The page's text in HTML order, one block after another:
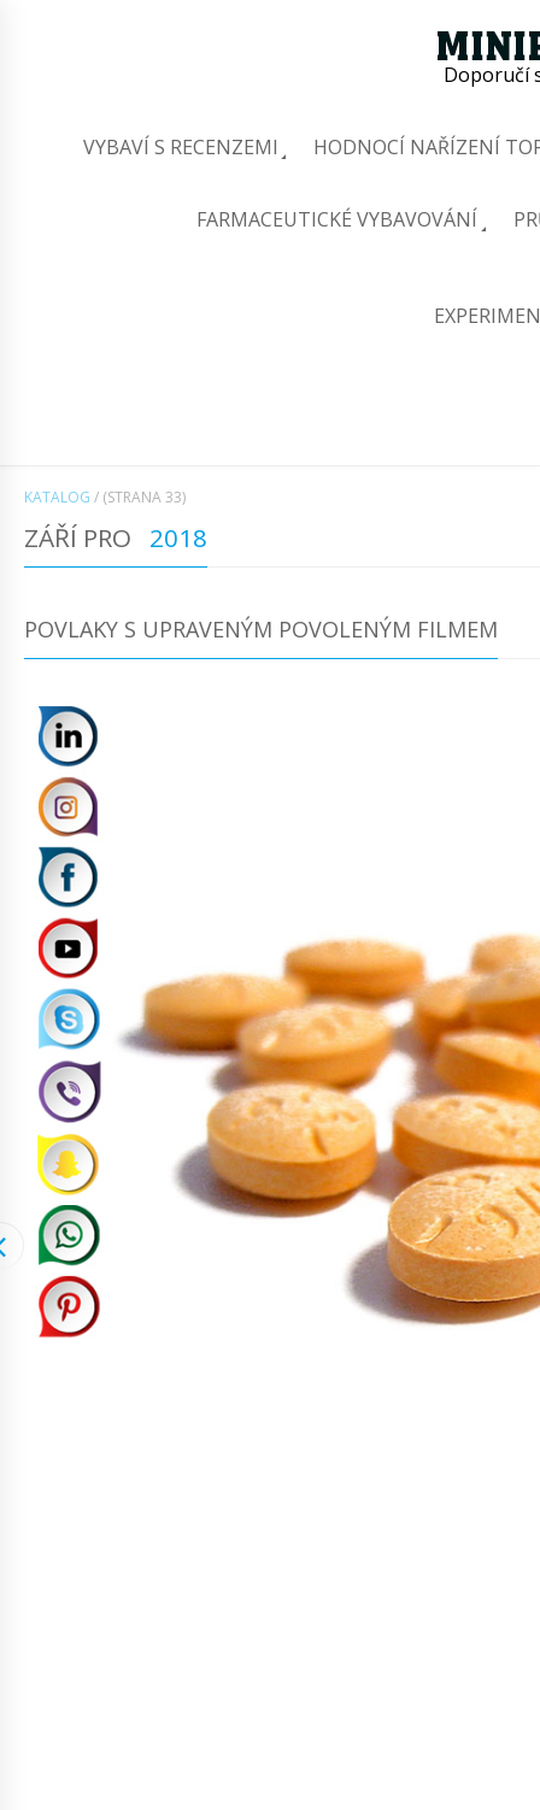
Doporučí
VYBAVÍ S RECENZEMI HODNOCÍ NAŘÍZENÍ
FARMACEUTICKÉ VYBAVOVÁNÍ
KATALOG / (STRANA 33)
ZÁŘÍ PRO 2018
POVLAKY S UPRAVENÝM POVOLENÝM FILMEM